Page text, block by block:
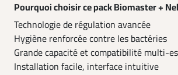
Pourquoi choisir ce pack Biomaster +
Technologie de régulation avancée
Hygiène renforcée contre les bactéries
Grande capacité et compatibilité multi-
Installation facile, interface intuitive